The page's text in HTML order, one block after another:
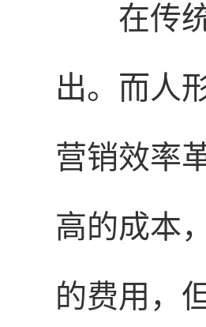
在传
出。而人
营销效率
高的成本
的费用，